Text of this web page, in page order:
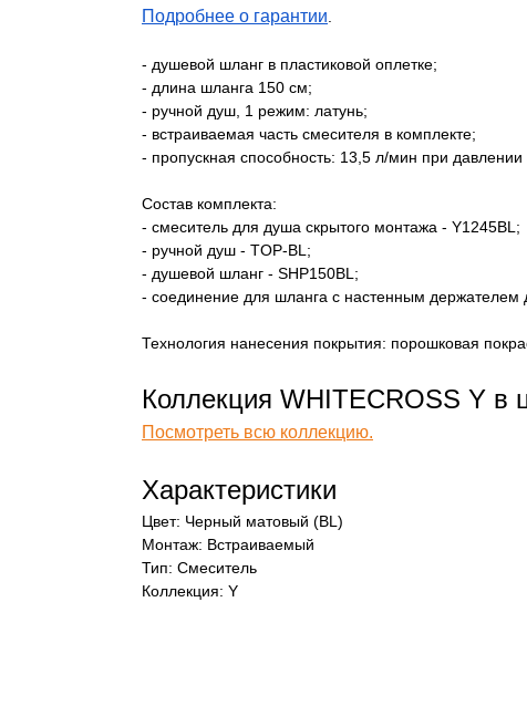
Подробнее о гарантии.
- душевой шланг в пластиковой оплетке;
- длина шланга 150 см;
- ручной душ, 1 режим: латунь;
- встраиваемая часть смесителя в комплекте;
- пропускная способность: 13,5 л/мин при
Состав комплекта:
- смеситель для душа скрытого монтажа - Y1245BL;
- ручной душ - TOP-BL;
- душевой шланг - SHP150BL;
- соединение для шланга с настенным держателем
Технология нанесения покрытия: порошковая
Коллекция WHITECROSS Y в
Посмотреть всю коллекцию.
Характеристики
Цвет: Черный матовый (BL)
Монтаж: Встраиваемый
Тип: Смеситель
Коллекция: Y